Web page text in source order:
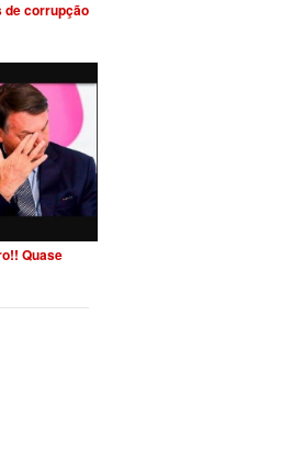
de corrupção
Quase